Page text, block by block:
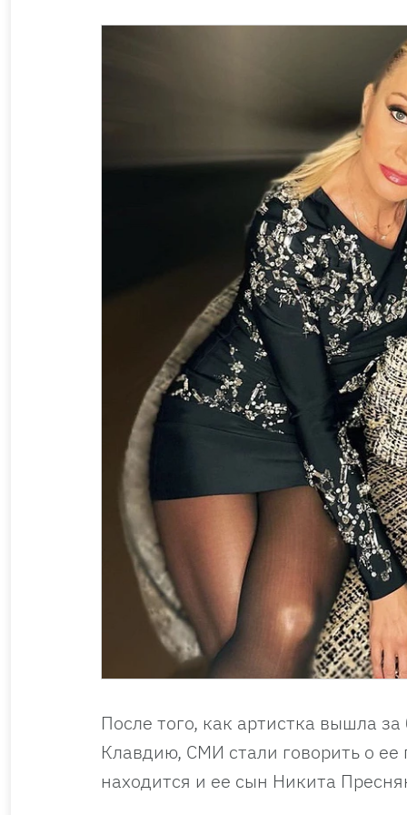
После того, как артистка вышла
Клавдию, СМИ стали говорить о
находится и ее сын Никита